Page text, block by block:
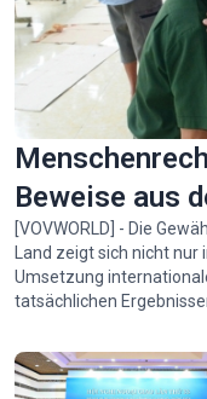
Beweise aus
[VOVWORLD] - Die
Land zeigt sich nicht
Umsetzung
tatsächlichen
Einklang mit sozialem
Menschenrechten steht,